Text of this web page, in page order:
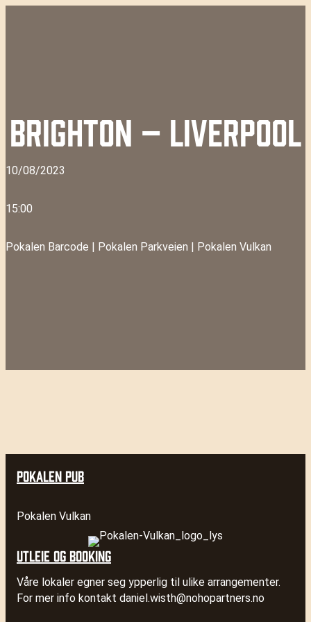
BRIGHTON – LIVERPOOL
10/08/2023
15:00
Pokalen Barcode | Pokalen Parkveien | Pokalen Vulkan
POKALEN PUB
Pokalen Vulkan
UTLEIE OG BOOKING
Våre lokaler egner seg ypperlig til ulike arrangementer.
For mer info kontakt daniel.wisth@nohopartners.no